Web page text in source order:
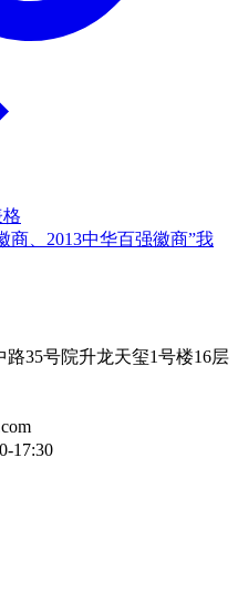
商、2013中华百强徽商”我
35号院升龙天玺1号楼16层
17:30